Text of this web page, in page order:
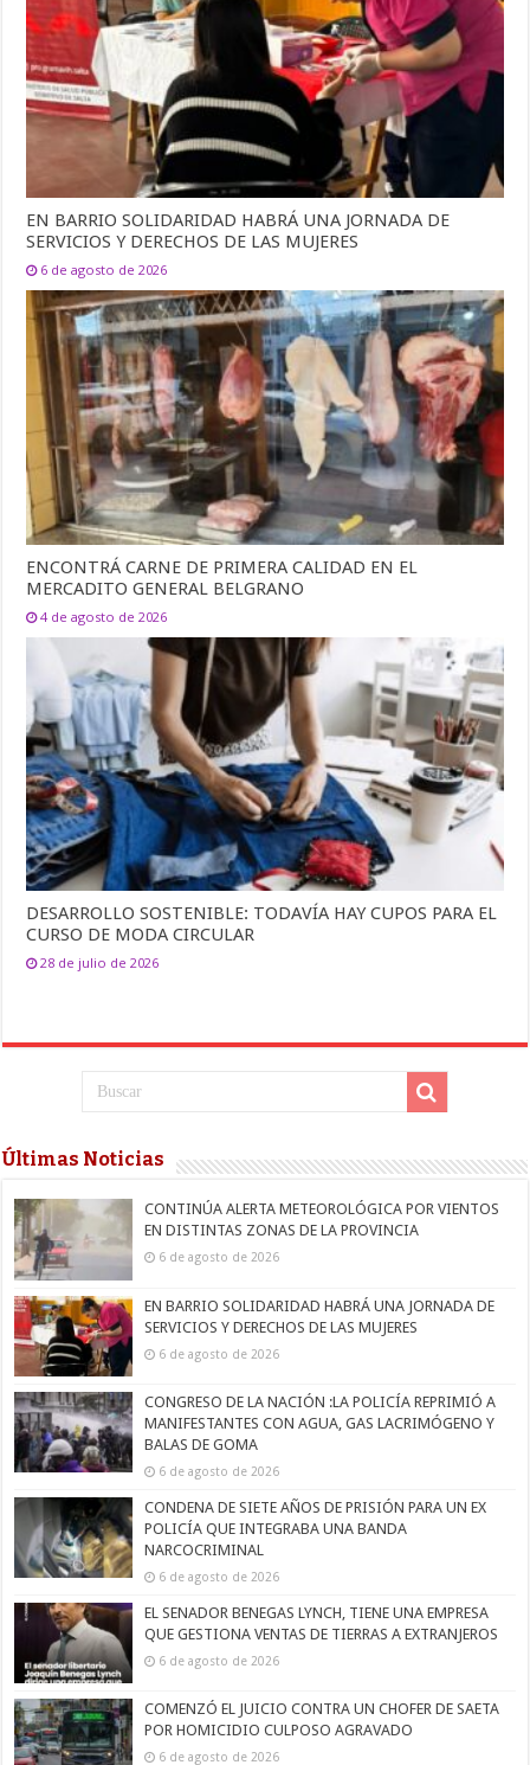
EN BARRIO SOLIDARIDAD HABRÁ UNA JORNADA DE
SERVICIOS Y DERECHOS DE LAS MUJERES
6 de agosto de 2026
ENCONTRÁ CARNE DE PRIMERA CALIDAD EN EL
MERCADITO GENERAL BELGRANO
4 de agosto de 2026
DESARROLLO SOSTENIBLE: TODAVÍA HAY CUPOS PARA EL
CURSO DE MODA CIRCULAR
28 de julio de 2026
Últimas Noticias
CONTINÚA ALERTA METEOROLÓGICA POR VIENTOS
EN DISTINTAS ZONAS DE LA PROVINCIA
6 de agosto de 2026
EN BARRIO SOLIDARIDAD HABRÁ UNA JORNADA DE
SERVICIOS Y DERECHOS DE LAS MUJERES
6 de agosto de 2026
CONGRESO DE LA NACIÓN :LA POLICÍA REPRIMIÓ A
MANIFESTANTES CON AGUA, GAS LACRIMÓGENO Y
BALAS DE GOMA
6 de agosto de 2026
CONDENA DE SIETE AÑOS DE PRISIÓN PARA UN EX
POLICÍA QUE INTEGRABA UNA BANDA
NARCOCRIMINAL
6 de agosto de 2026
EL SENADOR BENEGAS LYNCH, TIENE UNA EMPRESA
QUE GESTIONA VENTAS DE TIERRAS A EXTRANJEROS
6 de agosto de 2026
COMENZÓ EL JUICIO CONTRA UN CHOFER DE SAETA
POR HOMICIDIO CULPOSO AGRAVADO
6 de agosto de 2026